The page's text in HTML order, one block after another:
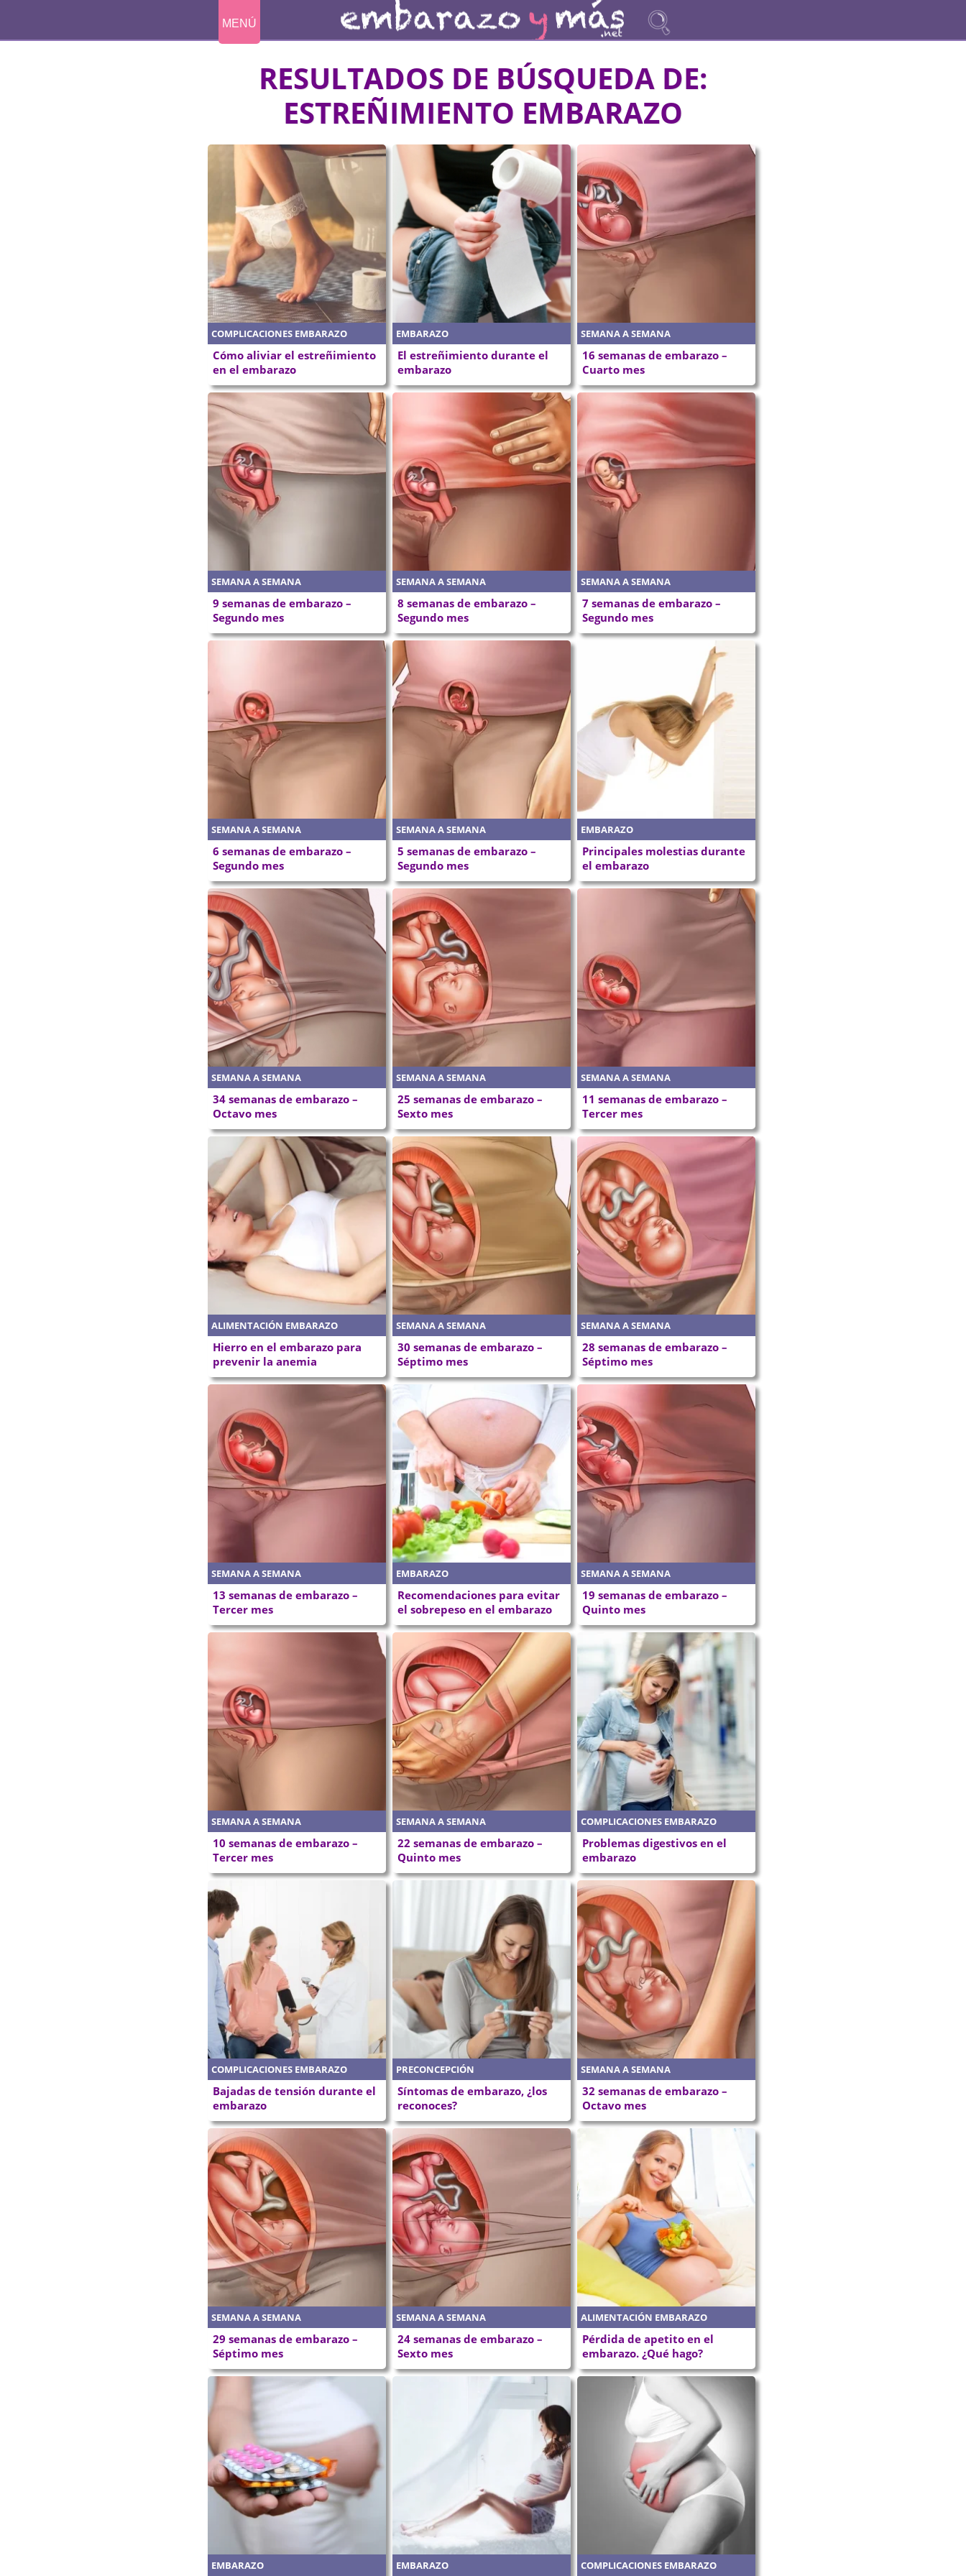
MENÚ
RESULTADOS DE BÚSQUEDA DE:
ESTREÑIMIENTO EMBARAZO
COMPLICACIONES EMBARAZO
Cómo aliviar el estreñimiento
en el embarazo
EMBARAZO
El estreñimiento durante el
embarazo
SEMANA A SEMANA
16 semanas de embarazo –
Cuarto mes
SEMANA A SEMANA
9 semanas de embarazo –
Segundo mes
SEMANA A SEMANA
8 semanas de embarazo –
Segundo mes
SEMANA A SEMANA
7 semanas de embarazo –
Segundo mes
SEMANA A SEMANA
6 semanas de embarazo –
Segundo mes
SEMANA A SEMANA
5 semanas de embarazo –
Segundo mes
EMBARAZO
Principales molestias durante
el embarazo
SEMANA A SEMANA
34 semanas de embarazo –
Octavo mes
SEMANA A SEMANA
25 semanas de embarazo –
Sexto mes
SEMANA A SEMANA
11 semanas de embarazo –
Tercer mes
ALIMENTACIÓN EMBARAZO
Hierro en el embarazo para
prevenir la anemia
SEMANA A SEMANA
30 semanas de embarazo –
Séptimo mes
SEMANA A SEMANA
28 semanas de embarazo –
Séptimo mes
SEMANA A SEMANA
13 semanas de embarazo –
Tercer mes
EMBARAZO
Recomendaciones para evitar
el sobrepeso en el embarazo
SEMANA A SEMANA
19 semanas de embarazo –
Quinto mes
SEMANA A SEMANA
10 semanas de embarazo –
Tercer mes
SEMANA A SEMANA
22 semanas de embarazo –
Quinto mes
COMPLICACIONES EMBARAZO
Problemas digestivos en el
embarazo
COMPLICACIONES EMBARAZO
Bajadas de tensión durante el
embarazo
PRECONCEPCIÓN
Síntomas de embarazo, ¿los
reconoces?
SEMANA A SEMANA
32 semanas de embarazo –
Octavo mes
SEMANA A SEMANA
29 semanas de embarazo –
Séptimo mes
SEMANA A SEMANA
24 semanas de embarazo –
Sexto mes
ALIMENTACIÓN EMBARAZO
Pérdida de apetito en el
embarazo. ¿Qué hago?
EMBARAZO EMBARAZO COMPLICACIONES EMBARAZO